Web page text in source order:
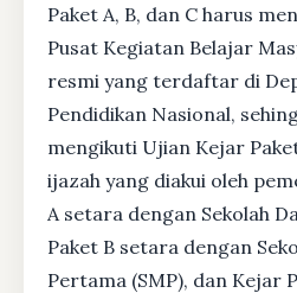
Paket A, B, dan C harus
Pusat Kegiatan Belajar
resmi yang terdaftar di
Pendidikan Nasional,
mengikuti Ujian Kejar
ijazah yang diakui oleh
A setara dengan Sekolah
Paket B setara dengan
Pertama (SMP), dan Kejar